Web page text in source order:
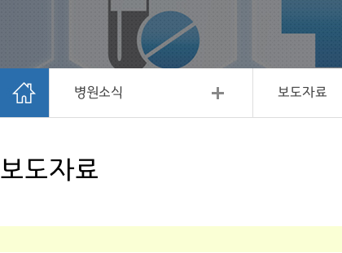
병원소식 보도자료
보도자료